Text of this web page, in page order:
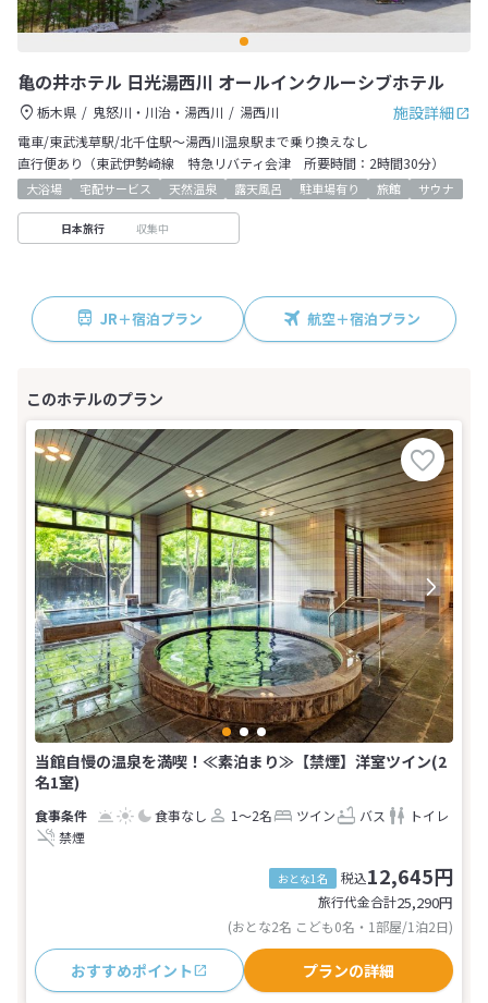
亀の井ホテル 日光湯西川 オールインクルーシブホテル
施設詳細
栃木県 鬼怒川・川治・湯西川
湯西川
電車/東武浅草駅/北千住駅〜湯西川温泉駅まで乗り換えなし
直行便あり（東武伊勢崎線 特急リバティ会津 所要時間：2時間30分）
大浴場 宅配サービス 天然温泉 露天風呂 駐車場有り 旅館 サウナ
日本旅行 収集中
JR＋宿泊プラン 航空＋宿泊プラン
当館自慢の温泉を満喫！≪素泊まり≫【禁煙】洋室ツイン(2
名1室)
食事なし 1～2名 ツイン バス
トイレ
禁煙
おとな1名 税込12,645円
旅行代金合計25,290円
(おとな2名 こども0名・1部屋/1泊2日)
おすすめポイント プランの詳細